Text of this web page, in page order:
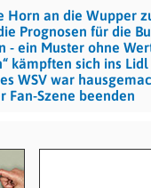
Horn an die Wupper
Prognosen für die
- ein Muster ohne
kämpften sich ins
WSV war
Fan-Szene beenden